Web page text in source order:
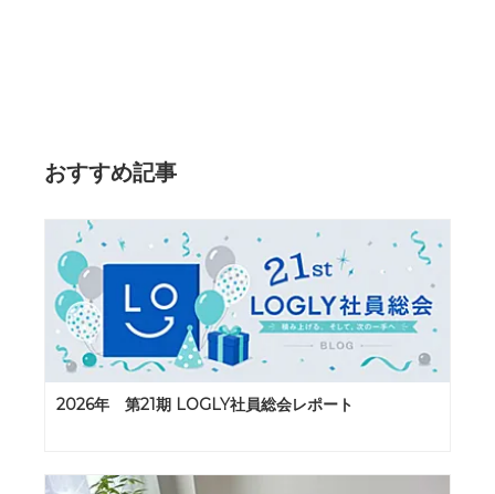
おすすめ記事
2026年 第21期 LOGLY社員総会レポート